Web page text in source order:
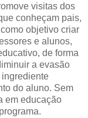
visitas dos
conheçam pais,
objetivo criar
e alunos,
de forma
a evasão
ingrediente
do aluno. Sem
em educação